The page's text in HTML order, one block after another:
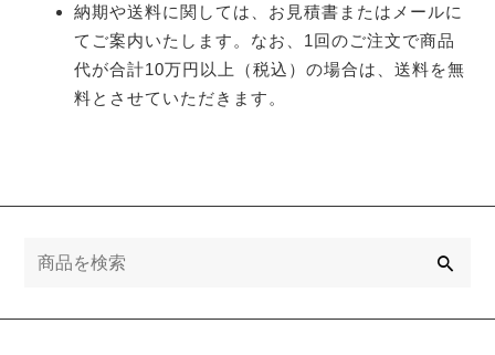
納期や送料に関しては、お見積書またはメールに
てご案内いたします。なお、1回のご注文で商品
代が合計10万円以上（税込）の場合は、送料を無
料とさせていただきます。